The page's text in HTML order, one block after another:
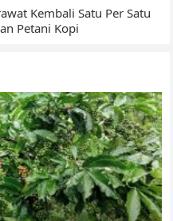
Kembali Satu Per Satu
Petani Kopi